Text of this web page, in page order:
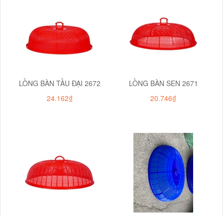
LỒNG BÀN TẦU ĐẠI 2672
24.162₫
LỒNG BÀN SEN 2671
20.746₫